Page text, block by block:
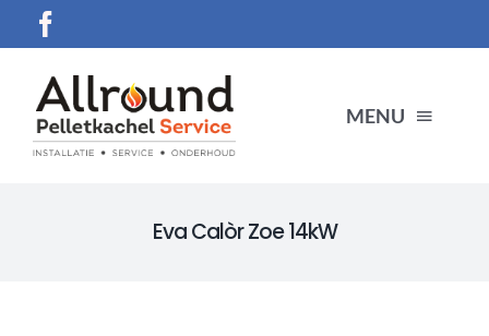
naar
inhoud
MENU
Eva Calòr Zoe 14kW